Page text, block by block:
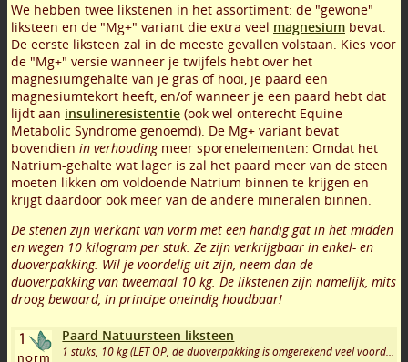
We hebben twee likstenen in het assortiment: de "gewone"
liksteen en de "Mg+" variant die extra veel magnesium bevat.
De eerste liksteen zal in de meeste gevallen volstaan. Kies voor
de "Mg+" versie wanneer je twijfels hebt over het
magnesiumgehalte van je gras of hooi, je paard een
magnesiumtekort heeft, en/of wanneer je een paard hebt dat
lijdt aan insulineresistentie (ook wel onterecht Equine
Metabolic Syndrome genoemd). De Mg+ variant bevat
bovendien in verhoudingmeer sporenelementen: Omdat het
Natrium-gehalte wat lager is zal het paard meer van de steen
moeten likken om voldoende Natrium binnen te krijgen en
krijgt daardoor ook meer van de andere mineralen binnen.
De stenen zijn vierkant van vorm met een handig gat in het midden
en wegen 10 kilogram per stuk. Ze zijn verkrijgbaar in enkel- en
duoverpakking. Wil je voordelig uit zijn, neem dan de
duoverpakking van tweemaal 10 kg. De likstenen zijn namelijk, mits
droog bewaard, in principe oneindig houdbaar!
Paard Natuursteen liksteen
1 stuks, 10 kg (LET OP, de duoverpakking is omgerekend veel voordeliger!)